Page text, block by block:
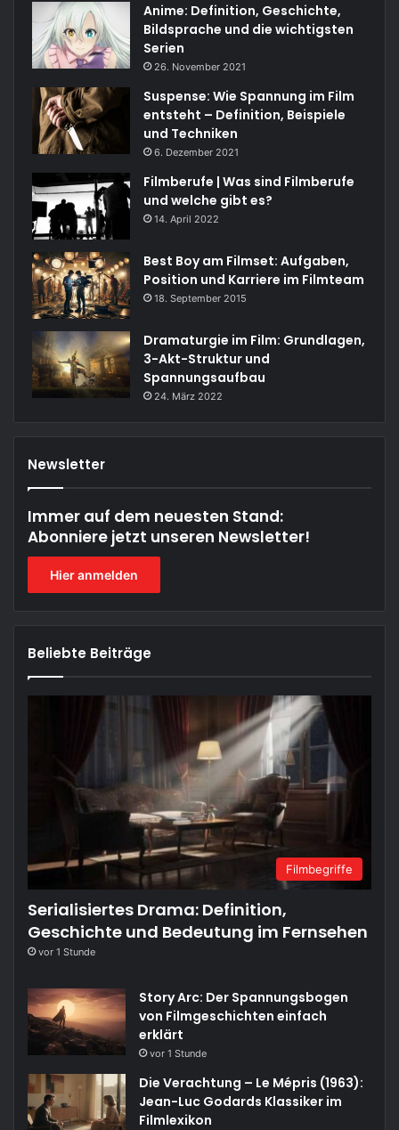
Anime: Definition, Geschichte,
Bildsprache und die wichtigsten
Serien
26. November 2021
Suspense: Wie Spannung im Film
entsteht – Definition, Beispiele
und Techniken
6. Dezember 2021
Filmberufe | Was sind Filmberufe
und welche gibt es?
14. April 2022
Best Boy am Filmset: Aufgaben,
Position und Karriere im Filmteam
18. September 2015
Dramaturgie im Film: Grundlagen,
3-Akt-Struktur und
Spannungsaufbau
24. März 2022
Newsletter
Immer auf dem neuesten Stand:
Abonniere jetzt unseren Newsletter!
Hier anmelden
Beliebte Beiträge
Filmbegriffe
Serialisiertes Drama: Definition,
Geschichte und Bedeutung im Fernsehen
vor 1 Stunde
Story Arc: Der Spannungsbogen
von Filmgeschichten einfach
erklärt
vor 1 Stunde
Die Verachtung – Le Mépris (1963):
Jean-Luc Godards Klassiker im
Filmlexikon